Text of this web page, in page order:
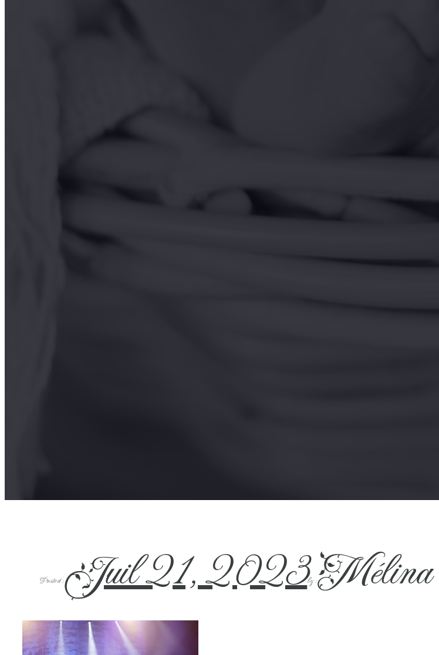
Posted :Juil 21, 2023by :Mélina